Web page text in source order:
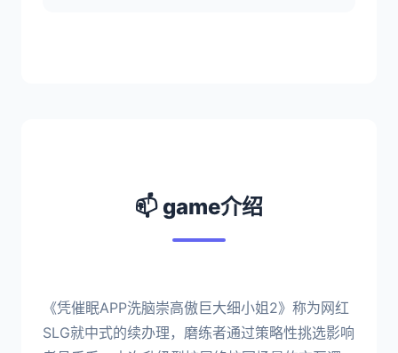
📫 game介绍
《凭催眠APP洗脑崇高傲巨大细小姐2》称为网红
SLG就中式的续办理，磨练者通过策略性挑选影响